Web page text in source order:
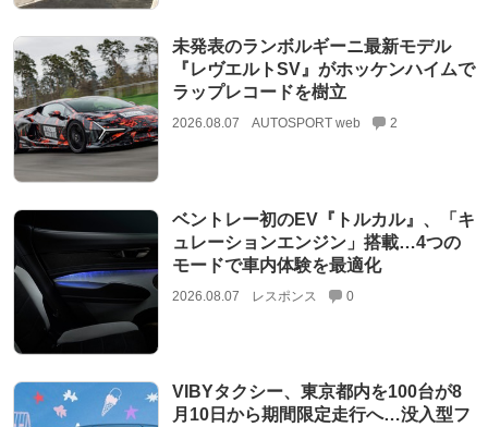
未発表のランボルギーニ最新モデル
『レヴエルトSV』がホッケンハイムで
ラップレコードを樹立
2026.08.07 AUTOSPORT web 2
ベントレー初のEV『トルカル』、「キ
ュレーションエンジン」搭載…4つの
モードで車内体験を最適化
2026.08.07 レスポンス 0
VIBYタクシー、東京都内を100台が8
月10日から期間限定走行へ…没入型フ